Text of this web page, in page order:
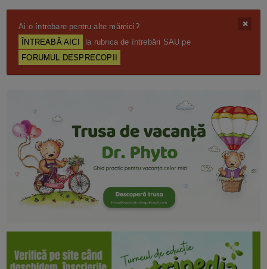
Ai o întrebare pentru alte mămici?
ÎNTREABĂ AICI
la rubrica de întrebări SAU pe
FORUMUL DESPRECOPII